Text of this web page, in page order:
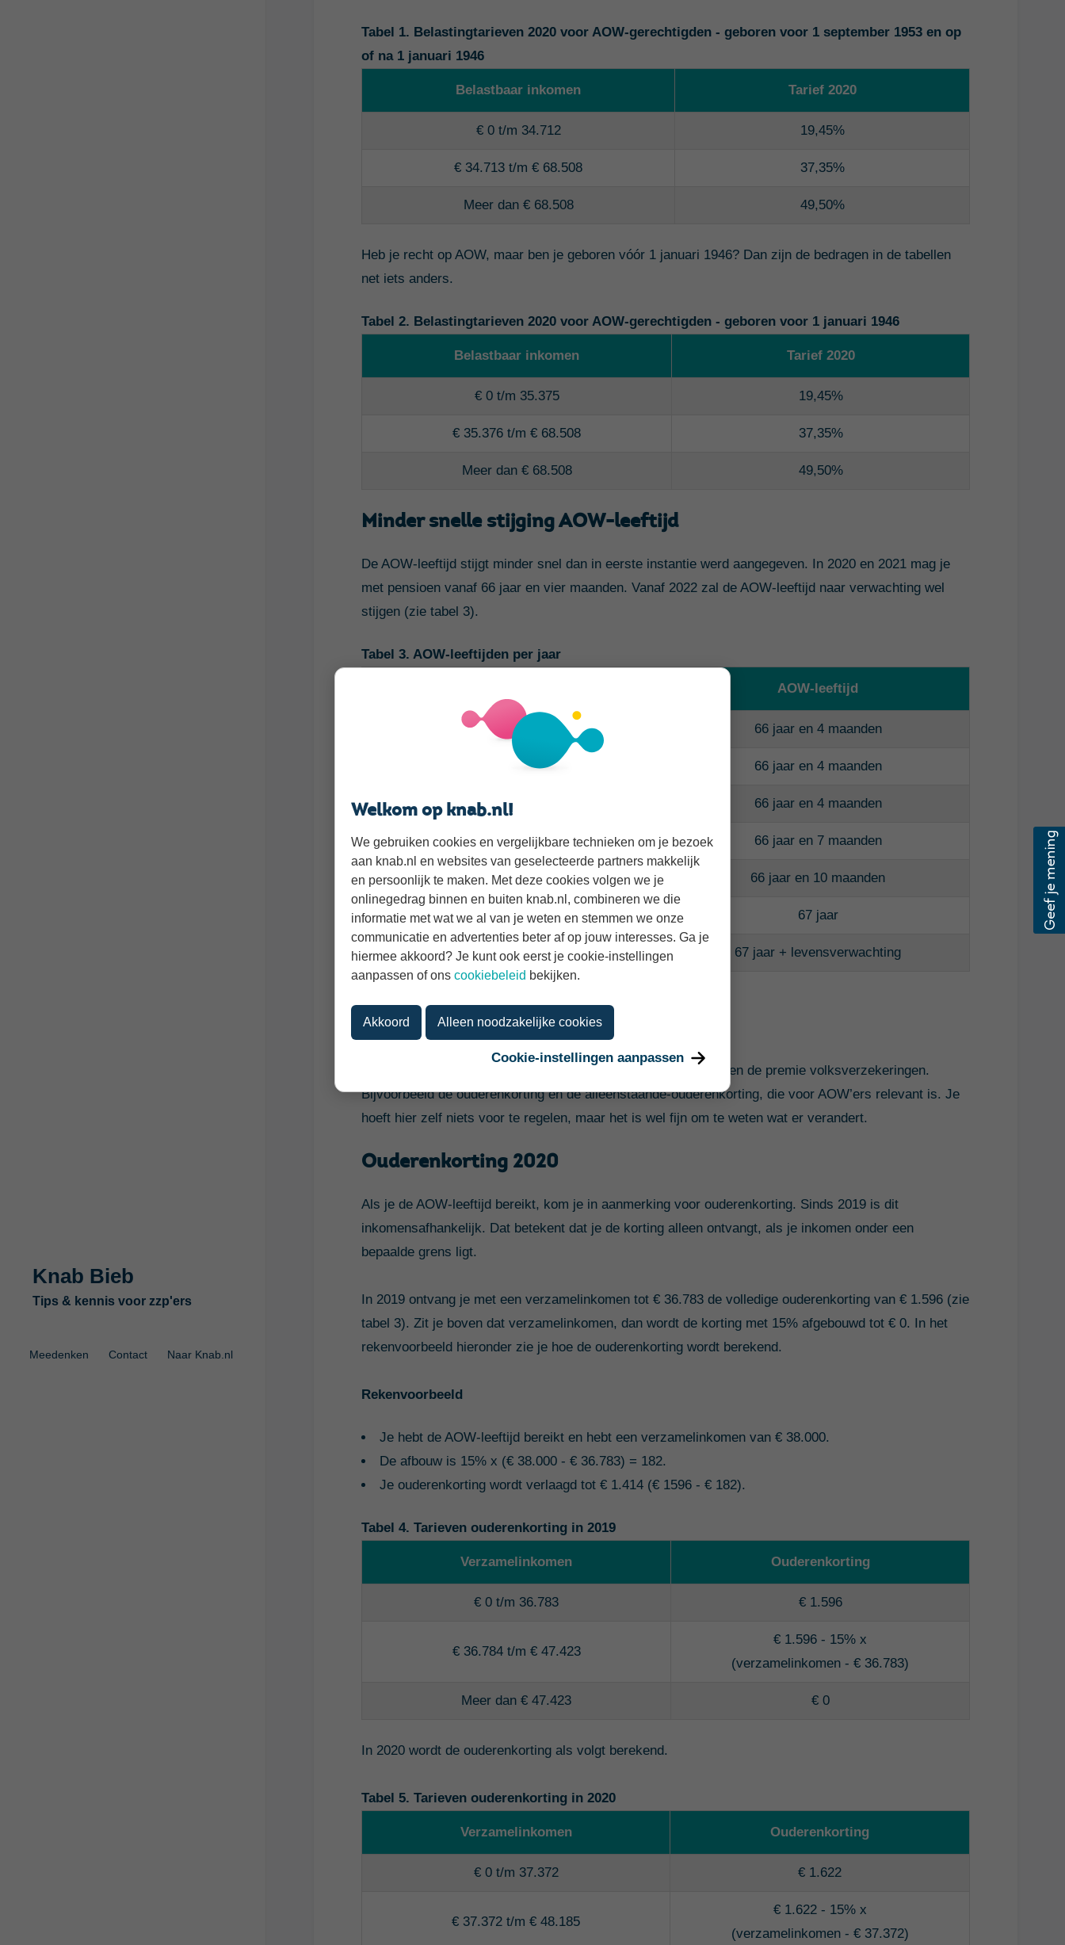
Knab Bieb
Tips & kennis voor zzp'ers
Meedenken Contact Naar Knab.nl
Tabel 1. Belastingtarieven 2020 voor AOW-gerechtigden - geboren voor 1 september 1953 en op
of na 1 januari 1946
Belastbaar inkomen Tarief 2020
€ 0 t/m 34.712 19,45%
€ 34.713 t/m € 68.508 37,35%
Meer dan € 68.508 49,50%
Heb je recht op AOW, maar ben je geboren vóór 1 januari 1946? Dan zijn de bedragen in de tabellen
net iets anders.
Tabel 2. Belastingtarieven 2020 voor AOW-gerechtigden - geboren voor 1 januari 1946
Belastbaar inkomen Tarief 2020
€ 0 t/m 35.375 19,45%
€ 35.376 t/m € 68.508 37,35%
Meer dan € 68.508 49,50%
Minder snelle stijging AOW-leeftijd
De AOW-leeftijd stijgt minder snel dan in eerste instantie werd aangegeven. In 2020 en 2021 mag je
met pensioen vanaf 66 jaar en vier maanden. Vanaf 2022 zal de AOW-leeftijd naar verwachting wel
stijgen (zie tabel 3).
Tabel 3. AOW-leeftijden per jaar
AOW-leeftijd
2019 66 jaar en 4 maanden
2020 66 jaar en 4 maanden
2021 66 jaar en 4 maanden
2022 66 jaar en 7 maanden
2023 66 jaar en 10 maanden
2024 67 jaar
2025 67 jaar + levensverwachting
Veranderingen heffingskorting
is een besparing op de inkomstenbelasting en de premie volksverzekeringen.
Bijvoorbeeld de ouderenkorting en de alleenstaande-ouderenkorting, die voor AOW’ers relevant is. Je
hoeft hier zelf niets voor te regelen, maar het is wel fijn om te weten wat er verandert.
Ouderenkorting 2020
Als je de AOW-leeftijd bereikt, kom je in aanmerking voor ouderenkorting. Sinds 2019 is dit
inkomensafhankelijk. Dat betekent dat je de korting alleen ontvangt, als je inkomen onder een
bepaalde grens ligt.
In 2019 ontvang je met een verzamelinkomen tot € 36.783 de volledige ouderenkorting van € 1.596 (zie
tabel 3). Zit je boven dat verzamelinkomen, dan wordt de korting met 15% afgebouwd tot € 0. In het
rekenvoorbeeld hieronder zie je hoe de ouderenkorting wordt berekend.
Rekenvoorbeeld
Je hebt de AOW-leeftijd bereikt en hebt een verzamelinkomen van € 38.000.
De afbouw is 15% x (€ 38.000 - € 36.783) = 182.
Je ouderenkorting wordt verlaagd tot € 1.414 (€ 1596 - € 182).
Tabel 4. Tarieven ouderenkorting in 2019
Verzamelinkomen Ouderenkorting
€ 0 t/m 36.783 € 1.596
€ 36.784 t/m € 47.423
€ 1.596 - 15% x
(verzamelinkomen - € 36.783)
Meer dan € 47.423 € 0
In 2020 wordt de ouderenkorting als volgt berekend.
Tabel 5. Tarieven ouderenkorting in 2020
Verzamelinkomen Ouderenkorting
€ 0 t/m 37.372 € 1.622
€ 37.372 t/m € 48.185
€ 1.622 - 15% x
(verzamelinkomen - € 37.372)
Welkom op knab.nl!
We gebruiken cookies en vergelijkbare technieken om je bezoek
aan knab.nl en websites van geselecteerde partners makkelijk
en persoonlijk te maken. Met deze cookies volgen we je
onlinegedrag binnen en buiten knab.nl, combineren we die
informatie met wat we al van je weten en stemmen we onze
communicatie en advertenties beter af op jouw interesses. Ga je
hiermee akkoord? Je kunt ook eerst je cookie-instellingen
aanpassen of ons cookiebeleid bekijken.
Akkoord Alleen noodzakelijke cookies
Cookie-instellingen aanpassen